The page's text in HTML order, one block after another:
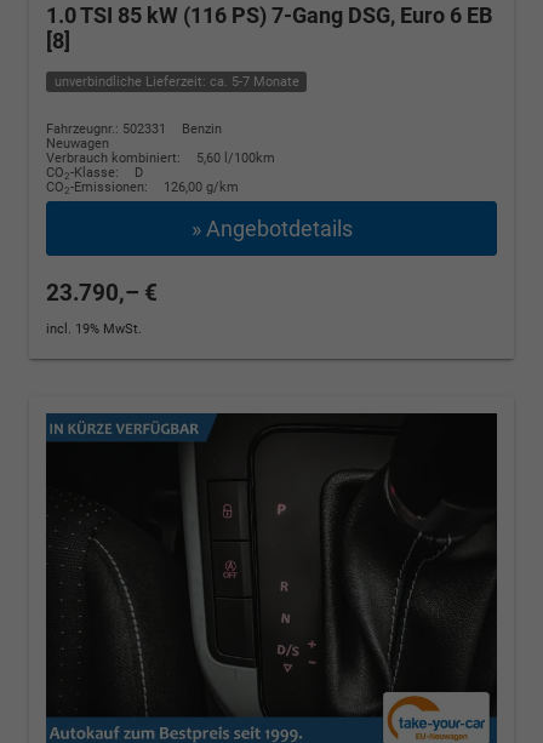
1.0 TSI 85 kW (116 PS) 7-Gang DSG, Euro 6 EB
[8]
unverbindliche Lieferzeit: ca. 5-7 Monate
Fahrzeugnr.: 502331
Benzin
Neuwagen
Verbrauch kombiniert:
5,60 l/100km
CO2-Klasse:
D
CO2-Emissionen: 126,00 g/km
» Angebotdetails
23.790,– €
incl. 19% MwSt.